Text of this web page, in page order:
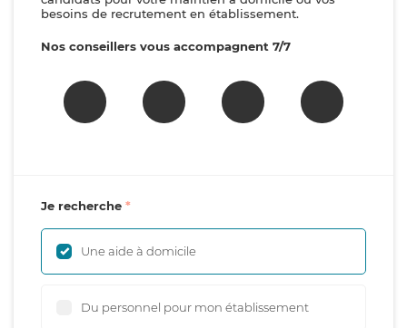
besoins de recrutement en établissement.
Nos conseillers vous accompagnent 7/7
Je recherche
Une aide à domicile
Du personnel pour mon établissement